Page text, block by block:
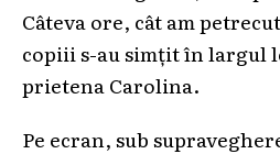
Câteva ore, cât am
copiii s-au simțit în largul
prietena Carolina.
Pe ecran, sub